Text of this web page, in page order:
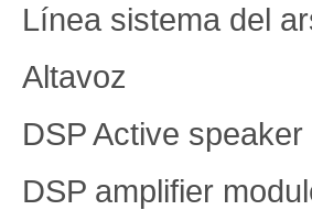
Línea sistema del
Altavoz
DSP Active speaker
DSP amplifier